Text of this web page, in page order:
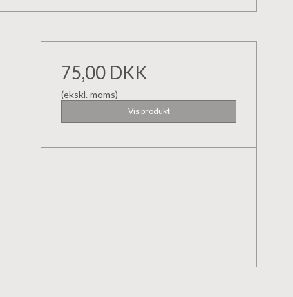
75,00 DKK
(ekskl. moms)
Vis produkt